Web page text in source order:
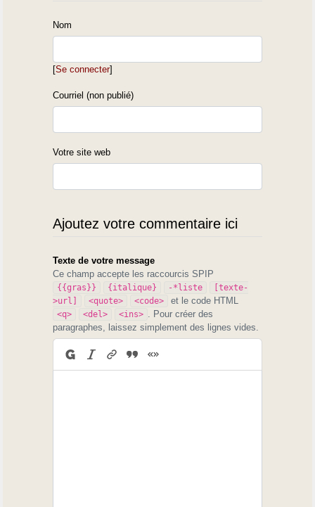
Nom
[Se connecter]
Courriel (non publié)
Votre site web
Ajoutez votre commentaire ici
Texte de votre message
Ce champ accepte les raccourcis SPIP
{{gras}} {italique} -*liste
[texte-
>url]
<quote> <code> et le code HTML
<q> <del> <ins> . Pour créer des
paragraphes, laissez simplement des lignes vides.